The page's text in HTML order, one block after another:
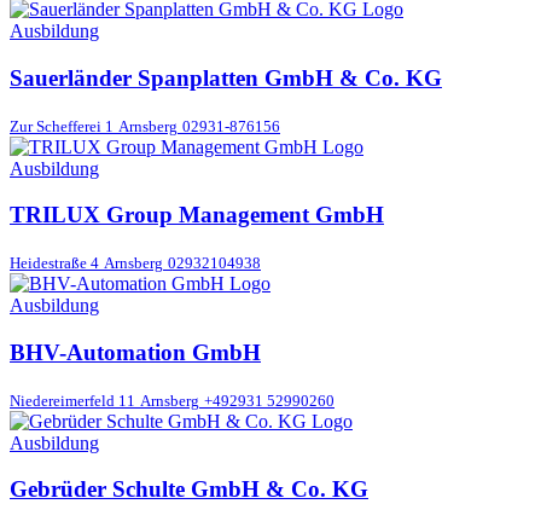
Ausbildung
Sauerländer Spanplatten GmbH & Co. KG
Zur Schefferei 1 Arnsberg 02931-876156
Ausbildung
TRILUX Group Management GmbH
Heidestraße 4 Arnsberg 02932104938
Ausbildung
BHV-Automation GmbH
Niedereimerfeld 11 Arnsberg +492931 52990260
Ausbildung
Gebrüder Schulte GmbH & Co. KG